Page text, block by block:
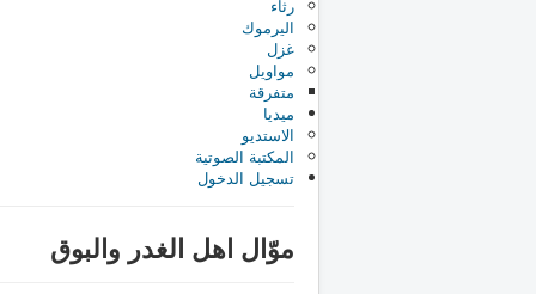
رثاء
اليرموك
غزل
مواويل
متفرقة
ميديا
الاستديو
المكتبة الصوتية
تسجيل الدخول
موّال اهل الغدر والبوق